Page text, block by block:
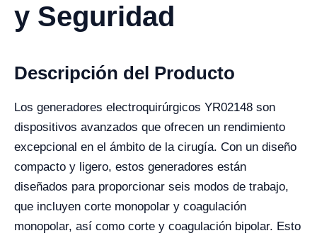
y Seguridad
Descripción del Producto
Los generadores electroquirúrgicos YR02148 son
dispositivos avanzados que ofrecen un rendimiento
excepcional en el ámbito de la cirugía. Con un diseño
compacto y ligero, estos generadores están
diseñados para proporcionar seis modos de trabajo,
que incluyen corte monopolar y coagulación
monopolar, así como corte y coagulación bipolar. Esto